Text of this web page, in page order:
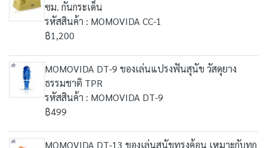
ซม. กันกระเด็น
รหัสสินค้า : MOMOVIDA CC-1
฿1,200
MOMOVIDA DT-9 ของเล่นแปรงฟันสุนัข วัสดุยาง
ธรรมชาติ TPR
รหัสสินค้า : MOMOVIDA DT-9
฿499
MOMOVIDA DT-13 ของเล่นสุนัขทรงค้อน เหมาะกับทุก